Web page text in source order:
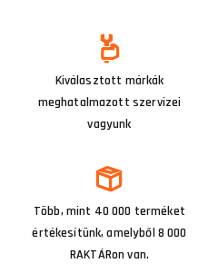
Kiválasztott márkák
meghatalmazott szervizei
vagyunk
Több, mint 40 000 terméket
értékesítünk, amelyből 8 000
RAKTÁRon van.